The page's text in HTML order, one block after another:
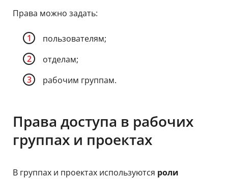
Права можно задать:
пользователям;
отделам;
рабочим группам.
Права доступа в рабочих
группах и проектах
В группах и проектах используются роли